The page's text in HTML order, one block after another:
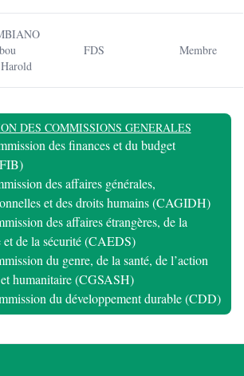
FDS Membre
DES COMMISSIONS GENERALES
des finances et du budget
des affaires générales,
et des droits humains (CAGIDH)
des affaires étrangères, de la
et de la sécurité (CAEDS)
du genre, de la santé, de l’action
humanitaire (CGSASH)
du développement durable (CDD)